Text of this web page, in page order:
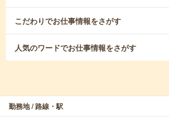
こだわりでお仕事情報をさがす
人気のワードでお仕事情報をさがす
勤務地 / 路線・駅